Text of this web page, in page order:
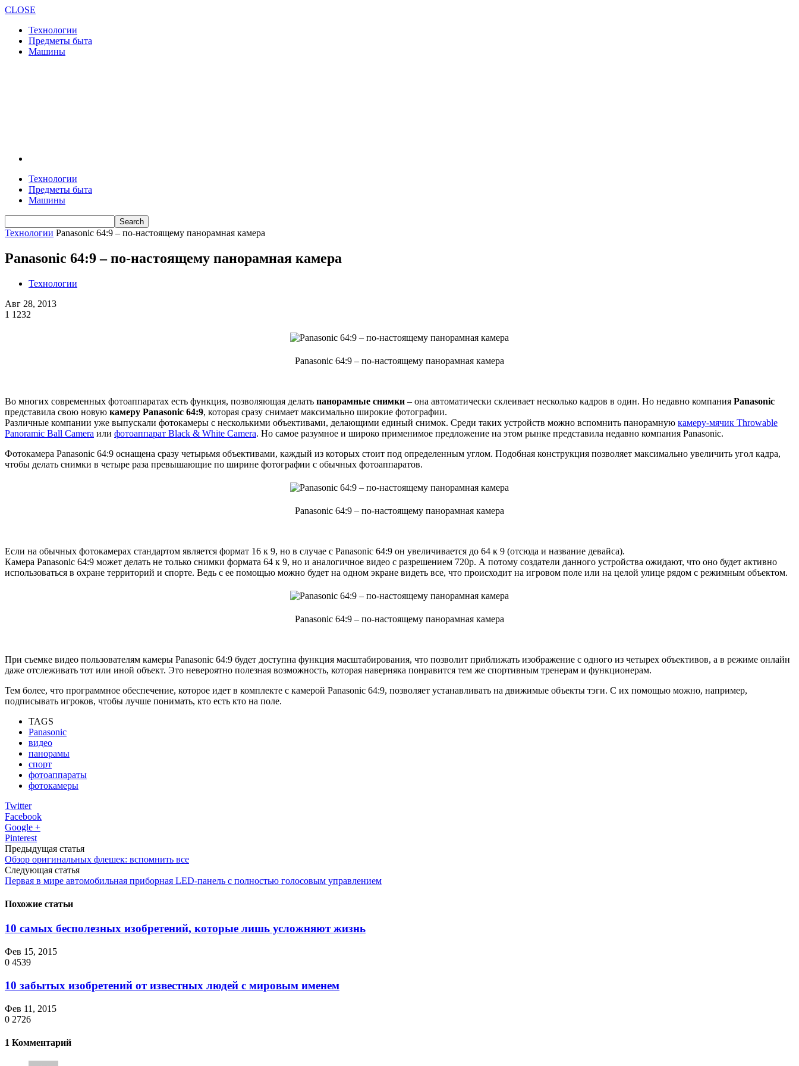
CLOSE
Технологии
Предметы быта
Машины
Технологии
Предметы быта
Машины
Технологии Panasonic 64:9 – по-настоящему панорамная камера
Panasonic 64:9 – по-настоящему панорамная камера
Технологии
Авг 28, 2013
1 1232
Panasonic 64:9 – по-настоящему панорамная камера
Во многих современных фотоаппаратах есть функция, позволяющая делать панорамные снимки – она автоматически склеивает несколько кадров в один. Но недавно компания Panasonic
представила свою новую камеру Panasonic 64:9, которая сразу снимает максимально широкие фотографии.
Различные компании уже выпускали фотокамеры с несколькими объективами, делающими единый снимок. Среди таких устройств можно вспомнить панорамную камеру-мячик Throwable
Panoramic Ball Camera или фотоаппарат Black & White Camera. Но самое разумное и широко применимое предложение на этом рынке представила недавно компания Panasonic.
Фотокамера Panasonic 64:9 оснащена сразу четырьмя объективами, каждый из которых стоит под определенным углом. Подобная конструкция позволяет максимально увеличить угол кадра,
чтобы делать снимки в четыре раза превышающие по ширине фотографии с обычных фотоаппаратов.
Panasonic 64:9 – по-настоящему панорамная камера
Если на обычных фотокамерах стандартом является формат 16 к 9, но в случае с Panasonic 64:9 он увеличивается до 64 к 9 (отсюда и название девайса).
Камера Panasonic 64:9 может делать не только снимки формата 64 к 9, но и аналогичное видео с разрешением 720p. А потому создатели данного устройства ожидают, что оно будет активно
использоваться в охране территорий и спорте. Ведь с ее помощью можно будет на одном экране видеть все, что происходит на игровом поле или на целой улице рядом с режимным объектом.
Panasonic 64:9 – по-настоящему панорамная камера
При съемке видео пользователям камеры Panasonic 64:9 будет доступна функция масштабирования, что позволит приближать изображение с одного из четырех объективов, а в режиме онлайн
даже отслеживать тот или иной объект. Это невероятно полезная возможность, которая наверняка понравится тем же спортивным тренерам и функционерам.
Тем более, что программное обеспечение, которое идет в комплекте с камерой Panasonic 64:9, позволяет устанавливать на движимые объекты тэги. С их помощью можно, например,
подписывать игроков, чтобы лучше понимать, кто есть кто на поле.
TAGS
Panasonic
видео
панорамы
спорт
фотоаппараты
фотокамеры
Twitter
Facebook
Google +
Pinterest
Предыдущая статья
Обзор оригинальных флешек: вспомнить все
Следующая статья
Первая в мире автомобильная приборная LED-панель с полностью голосовым управлением
Похожие статьи
10 самых бесполезных изобретений, которые лишь усложняют жизнь
Фев 15, 2015
0 4539
10 забытых изобретений от известных людей с мировым именем
Фев 11, 2015
0 2726
1 Комментарий